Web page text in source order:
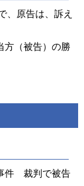
、原告は、訴え
（被告）の勝
件 裁判で被告